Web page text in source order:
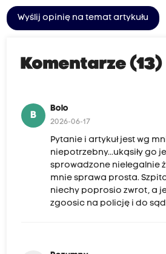
Wyślij opinię na temat artykułu
Komentarze (13)
B
Bolo
2026-06-17
Pytanie i artykuł jest wg
niepotrzebny...ukąsiły go
sprowadzone nielegalnie
mnie sprawa prosta.
niechy poprosio zwrot, a
zgoosic na policję i do